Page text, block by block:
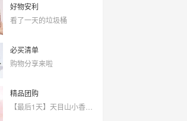
好物安利
看了一天的垃圾桶
必买清单
购物分享来啦
精品团购